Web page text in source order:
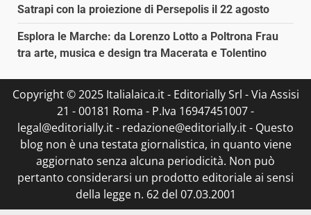
Satrapi con la proiezione di Persepolis il 22 agosto
Esplora le Marche: da Lorenzo Lotto a Poltrona Frau
tra arte, musica e design tra Macerata e Tolentino
Copyright © 2025 Italialaica.it - Editorially Srl - Via Assisi
21 - 00181 Roma - P.Iva 16947451007 -
legal@editorially.it - redazione@editorially.it - Questo
blog non è una testata giornalistica, in quanto viene
aggiornato senza alcuna periodicità. Non può
pertanto considerarsi un prodotto editoriale ai sensi
della legge n. 62 del 07.03.2001